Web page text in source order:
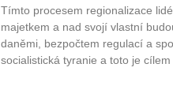
Tímto procesem regionalizace
majetkem a nad svojí vlastní
daněmi, bezpočtem regulací a
socialistická tyranie a toto je